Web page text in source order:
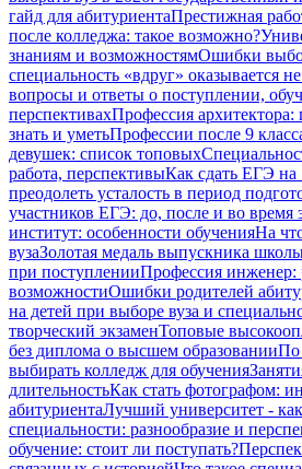
гайд для абитуриентаПрестижная
после колледжа: такое возможно?
знаниям и возможностямОшибки
специальность «вдруг» оказывается
вопросы и ответы о поступлении,
перспективахПрофессия архитектора:
знать и уметьПрофессии после 9
девушек: список топовых
работа, перспективыКак сдать ЕГЭ на
преодолеть усталость в период
участников ЕГЭ: до, после и во время
институт: особенности обученияНа
вузаЗолотая медаль выпускника
при поступленииПрофессия инженер:
возможностиОшибки родителей
на детей при выборе вуза и
творческий экзаменТоповые
без диплома о высшем образованииПо
выбирать колледж для обучения
длительностьКак стать фотографом:
абитуриентаЛучший университет -
специальности: разнообразие и
обучение: стоит ли поступать?